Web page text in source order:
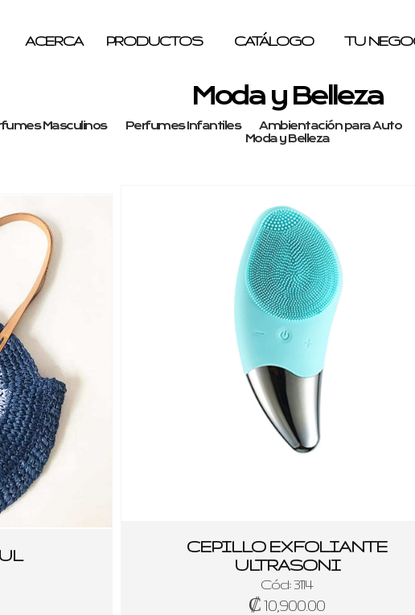
ACERCA PRODUCTOS CATÁLOGO TU
Moda y Belleza
Masculinos Perfumes Infantiles Ambientación para Auto
Moda y Belleza
CEPILLO EXFOLIANTE
ULTRASONI
Cód: 3114
₡ 10,900.00